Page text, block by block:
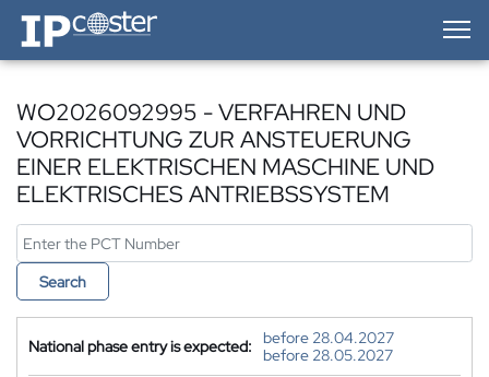
IP-Coster — Home
WO2026092995 - VERFAHREN UND
VORRICHTUNG ZUR ANSTEUERUNG
EINER ELEKTRISCHEN MASCHINE UND
ELEKTRISCHES ANTRIEBSSYSTEM
Search
National phase entry is expected:
before 28.04.2027
before 28.05.2027